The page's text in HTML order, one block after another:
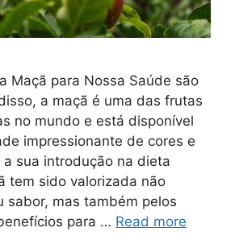
Maçã para Nossa Saúde são
a maçã é uma das frutas
no mundo e está disponível
impressionante de cores e
sua introdução na dieta
tem sido valorizada não
sabor, mas também pelos
para … Read more